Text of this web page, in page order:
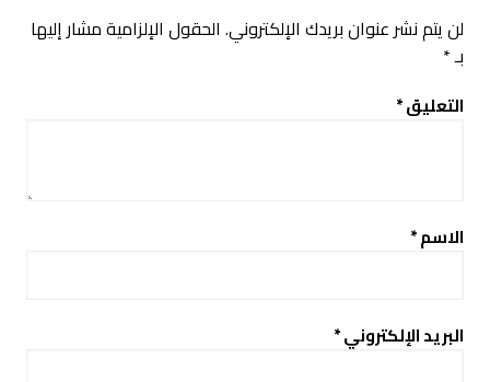
لن يتم نشر عنوان بريدك الإلكتروني. الحقول الإلزامية مشار إليها
بـ*
التعليق*
الاسم*
البريد الإلكتروني*